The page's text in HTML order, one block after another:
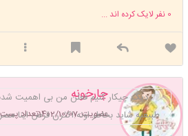
0 نفر لایک کرده اند ...
چارخونه
عضویت: 1402/10/07 تعداد پست:
دیگ چیکار کنیم فعلن من بی اهمیت
طبیعیه شاید بخاطر اونه.اکثرن قرص اینا